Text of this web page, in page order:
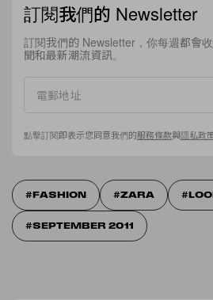
訂閱我們的 Newsletter
訂閱我們的 Newsletter，你每週都會
聞和最新潮流資訊。
點擊訂閱即表示您同意我們的服務條款與隱私政
FASHION ZARA
SEPTEMBER 2011